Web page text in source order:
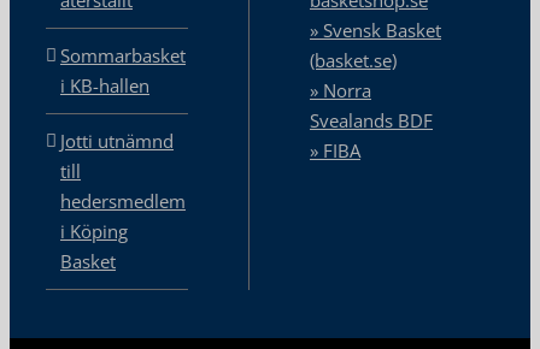
Sommarbasket
i KB-hallen
Jotti utnämnd
till
hedersmedlem
i Köping
Basket
» Svensk Basket
(basket.se)
» Norra
Svealands BDF
» FIBA